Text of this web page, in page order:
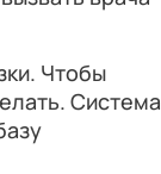
Чтобы
Система